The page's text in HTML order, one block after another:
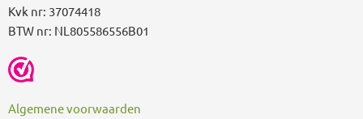
Kvk nr: 37074418
BTW nr: NL805586556B01
Algemene voorwaarden